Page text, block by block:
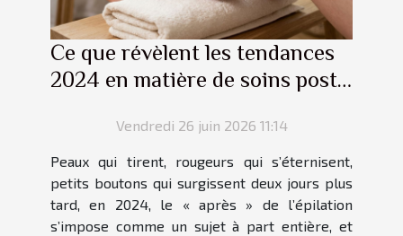
Ce que révèlent les tendances
2024 en matière de soins post-
Vendredi 26 juin 2026 11:14
Peaux qui tirent, rougeurs qui s’éternisent,
petits boutons qui surgissent deux jours plus
tard, en 2024, le « après » de l’épilation
s’impose comme un sujet à part entière, et